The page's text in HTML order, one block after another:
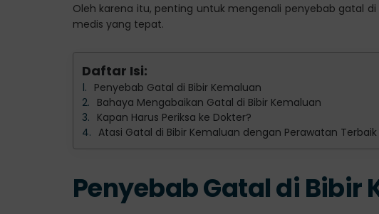
Oleh karena itu, penting untuk mengenali penyebab gatal
medis yang tepat.
Daftar Isi:
Penyebab Gatal di Bibir Kemaluan
Bahaya Mengabaikan Gatal di Bibir Kemaluan
Kapan Harus Periksa ke Dokter?
Atasi Gatal di Bibir Kemaluan dengan Perawatan
Penyebab Gatal di Bibir